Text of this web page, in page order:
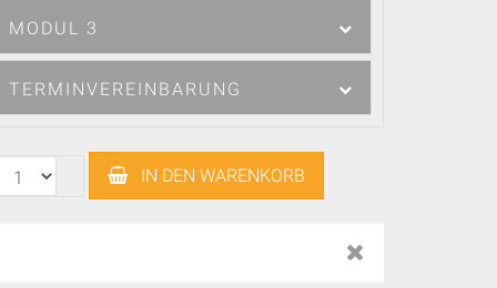
MODUL 3
TERMINVEREINBARUNG
IN DEN WARENKORB